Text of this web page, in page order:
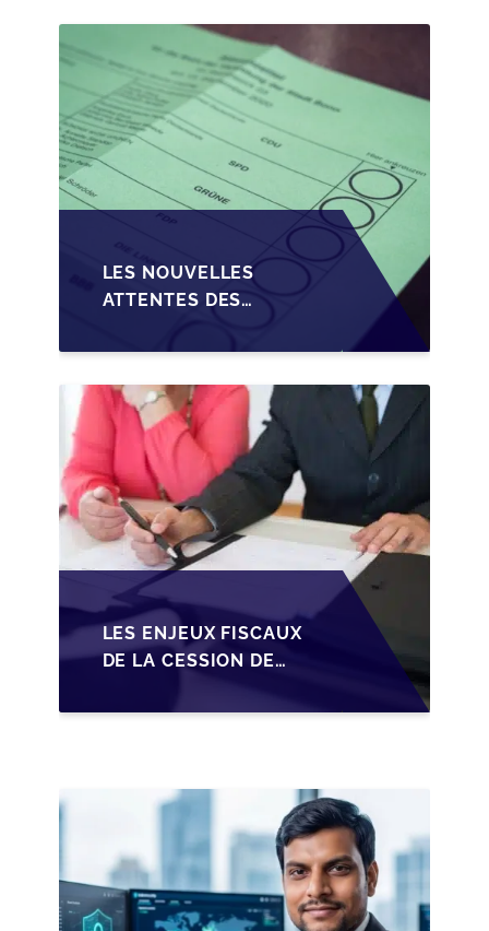
LES NOUVELLES
ATTENTES DES
TRANSMISSION DES
PME BELGES
LES ENJEUX FISCAUX
DE LA CESSION DE
LES DIRIGEANTS DE